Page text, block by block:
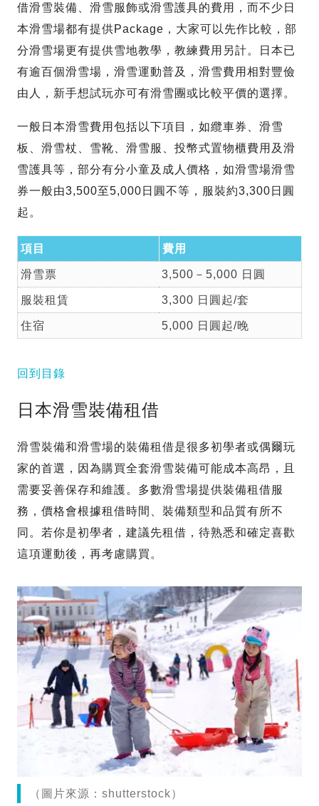
借滑雪裝備、滑雪服飾或滑雪護具的費用，而不少日
本滑雪場都有提供Package，大家可以先作比較，部
分滑雪場更有提供雪地教學，教練費用另計。日本已
有逾百個滑雪場，滑雪運動普及，滑雪費用相對豐儉
由人，新手想試玩亦可有滑雪團或比較平價的選擇。
一般日本滑雪費用包括以下項目，如纜車券、滑雪
板、滑雪杖、雪靴、滑雪服、投幣式置物櫃費用及滑
雪護具等，部分有分小童及成人價格，如滑雪場滑雪
券一般由3,500至5,000日圓不等，服裝約3,300日圓
起。
項目 費用
滑雪票 3,500－5,000 日圓
服裝租賃 3,300 日圓起/套
住宿 5,000 日圓起/晚
回到目錄
日本滑雪裝備租借
滑雪裝備和滑雪場的裝備租借是很多初學者或偶爾玩
家的首選，因為購買全套滑雪裝備可能成本高昂，且
需要妥善保存和維護。多數滑雪場提供裝備租借服
務，價格會根據租借時間、裝備類型和品質有所不
同。若你是初學者，建議先租借，待熟悉和確定喜歡
這項運動後，再考慮購買。
（圖片來源：shutterstock）